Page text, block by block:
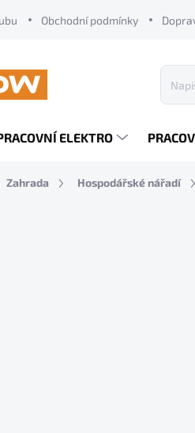
Obchodní podmínky
ELEKTRO
Zahrada Hospodářské nářadí